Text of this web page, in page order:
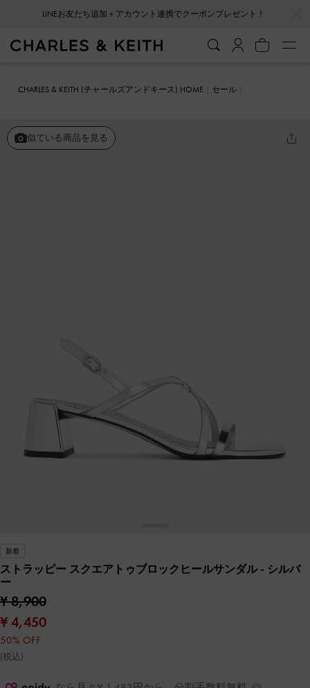
LINEお友だち追加＋アカウント連携でクーポンプレゼント！
CHARLES & KEITH (チャールズアンドキース) HOME
セール
似ている商品を見る
新着
ストラッピー スクエアトゥブロックヒールサンダル- シルバ
ー
¥ 8,900
¥ 4,450
50% OFF
(税込)